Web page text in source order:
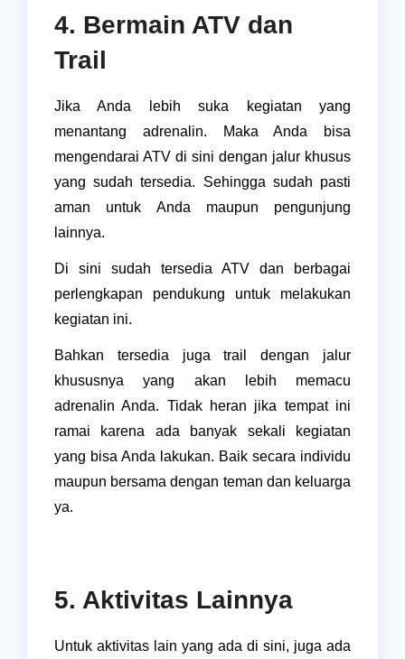
4. Bermain ATV dan
Trail
Jika Anda lebih suka kegiatan yang
menantang adrenalin. Maka Anda bisa
mengendarai ATV di sini dengan jalur khusus
yang sudah tersedia. Sehingga sudah pasti
aman untuk Anda maupun pengunjung
lainnya.
Di sini sudah tersedia ATV dan berbagai
perlengkapan pendukung untuk melakukan
kegiatan ini.
Bahkan tersedia juga trail dengan jalur
khususnya yang akan lebih memacu
adrenalin Anda. Tidak heran jika tempat ini
ramai karena ada banyak sekali kegiatan
yang bisa Anda lakukan. Baik secara individu
maupun bersama dengan teman dan keluarga
ya.
5. Aktivitas Lainnya
Untuk aktivitas lain yang ada di sini, juga ada